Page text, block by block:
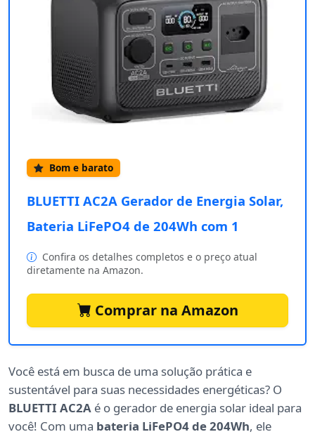
Bom e barato
BLUETTI AC2A Gerador de Energia Solar,
Bateria LiFePO4 de 204Wh com 1
Confira os detalhes completos e o preço atual
diretamente na Amazon.
Comprar na Amazon
Você está em busca de uma solução prática e
sustentável para suas necessidades energéticas? O
BLUETTI AC2A é o gerador de energia solar ideal para
você! Com uma bateria LiFePO4 de 204Wh, ele